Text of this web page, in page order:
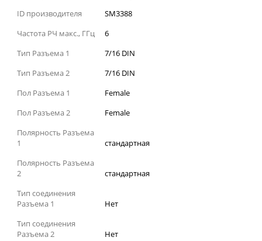
ID производителя
SM3388
Частота РЧ макс., ГГц
6
Тип Разъема 1
7/16 DIN
Тип Разъема 2
7/16 DIN
Пол Разъема 1
Female
Пол Разъема 2
Female
Полярность Разъема
1
стандартная
Полярность Разъема
2
стандартная
Тип соединения
Разъема 1
Нет
Тип соединения
Разъема 2
Нет